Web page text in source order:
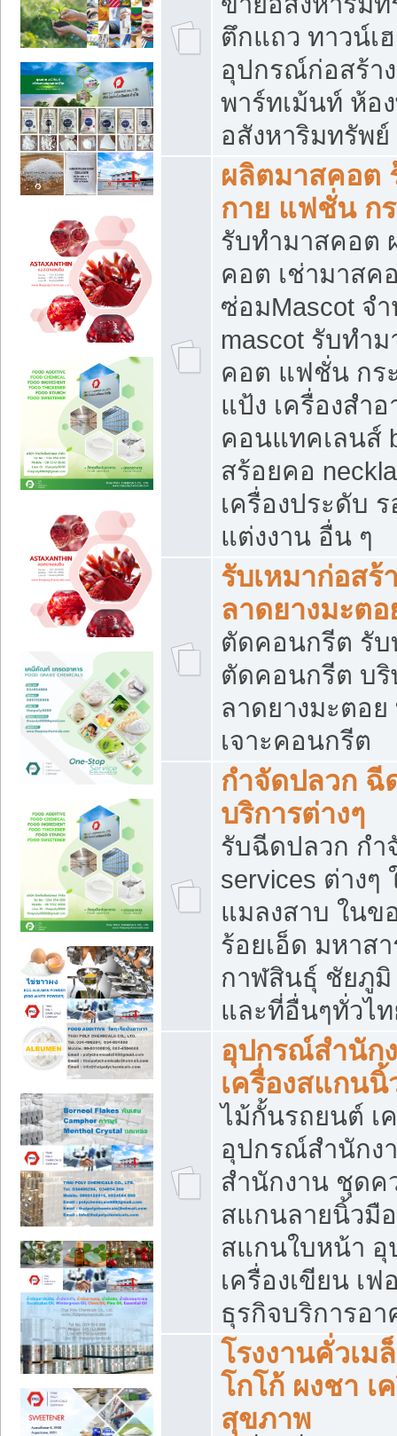
ตึกแถว ทาวน์เ
อุปกรณ์ก่อสร้า
พาร์ทเม้นท์ ห้อ
อสังหาริมทรัพ
ผลิตมาสคอต
กาย แฟชั่น กร
รับทำมาสคอต
คอต เช่ามาสค
ซ่อมMascot จ
mascot รับทำ
คอต แฟชั่น กระ
แป้ง เครื่องสำ
คอนแทคเลนส์
สร้อยคอ
เครื่องประดับ ร
แต่งงาน อื่น ๆ
รับเหมาก่อส
ลาดยางมะต
ตัดคอนกรีต รับ
ตัดคอนกรีต บริ
ลาดยางมะตอ
เจาะคอนกรีต
กำจัดปลวก ฉี
บริการต่างๆ
รับฉีดปลวก กำ
services ต่าง
แมลงสาบ ใน
ร้อยเอ็ด มหาส
กาฬสินธุ์ ชัยภู
และที่อื่นๆทั่วไ
อุปกรณ์สำนัก
เครื่องสแกนนิ้
ไม้กั้นรถยนต์ เ
อุปกรณ์สำนักง
สำนักงาน ชุดค
สแกนลายนิ้วมื
สแกนใบหน้า
เครื่องเขียน เ
ธุรกิจบริการอ
โรงงานคั่วเม
โกโก้ ผงชา เ
สุขภาพ